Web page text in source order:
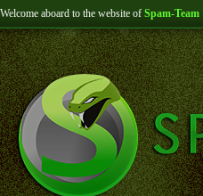
Welcome aboard to the website of Spam-Team